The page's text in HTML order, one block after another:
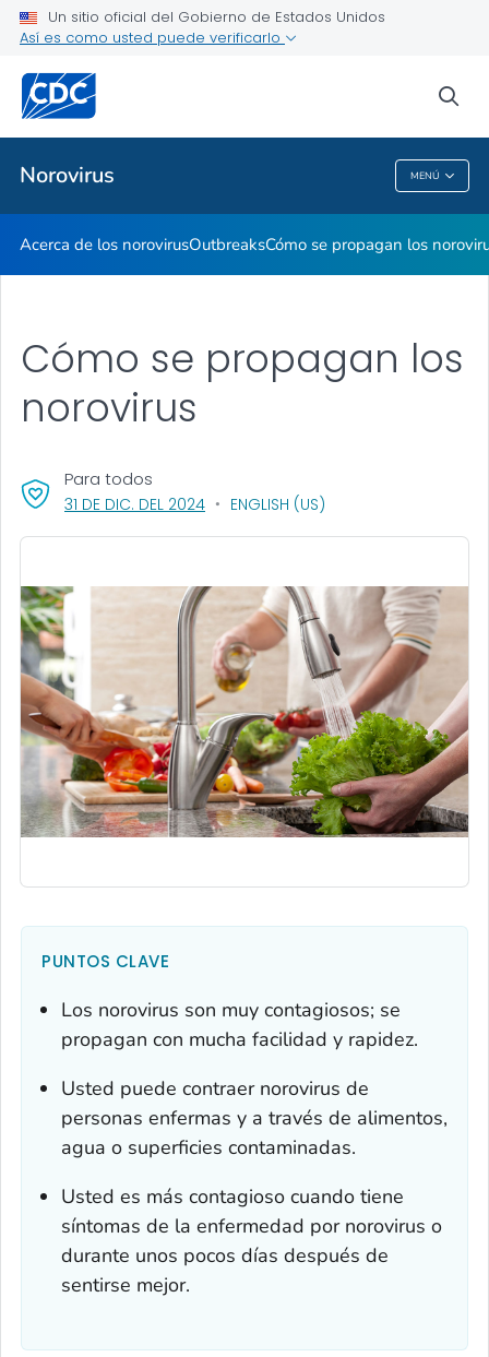
Un sitio oficial del Gobierno de Estados Unidos
Así es como usted puede verificarlo
Norovirus MENÚ
Temas relacionados
Norovirus
Acerca de los norovirusOutbreaksCómo se propagan los
Cómo se propagan los
norovirus
31 DE DIC. DEL 2024, VISIT LINK FOR DETAILS.
ENGLISH (US)
Para todos
PUNTOS CLAVE
Los norovirus son muy contagiosos; se
propagan con mucha facilidad y rapidez.
Usted puede contraer norovirus de
personas enfermas y a través de alimentos,
agua o superficies contaminadas.
Usted es más contagioso cuando tiene
síntomas de la enfermedad por norovirus o
durante unos pocos días después de
sentirse mejor.